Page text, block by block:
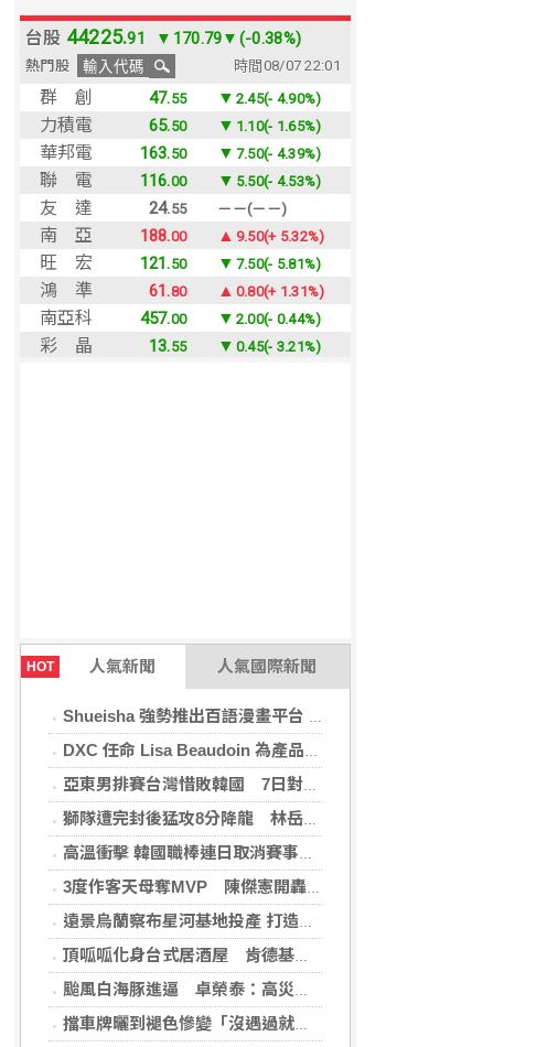
HOT 人氣新聞 人氣國際新聞
Shueisha 強勢推出百語漫畫平台 MANGA MILLION 大舉進軍全球市場
DXC 任命 Lisa Beaudoin 為產品總監，以加速產品導向型增長
亞東男排賽台灣惜敗韓國 7日對戰日本拚4強
獅隊遭完封後猛攻8分降龍 林岳平：總是要發揮
高溫衝擊 韓國職棒連日取消賽事、11日起晚間7時開打
3度作客天母奪MVP 陳傑憲開轟擊退雙殺心魔
遠景烏蘭察布星河基地投產 打造吉瓦級AI基礎設施新模式
頂呱呱化身台式居酒屋 肯德基聯名EVA攻漫迷
颱風白海豚進逼 卓榮泰：高災害潛勢區加強預防性整備
擋車牌曬到褪色慘變「沒遇過就好了」！崔始源親朝聖崩潰喊：記得常換照片